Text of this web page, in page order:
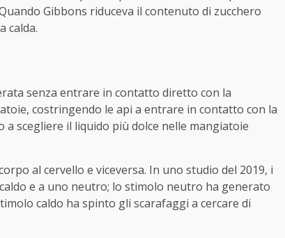
Gibbons riduceva il contenuto di zucchero
calda.
senza entrare in contatto diretto con la
costringendo le api a entrare in contatto con la
scegliere il liquido più dolce nelle mangiatoie
al cervello e viceversa. In uno studio del 2019, i
e a uno neutro; lo stimolo neutro ha generato
caldo ha spinto gli scarafaggi a cercare di